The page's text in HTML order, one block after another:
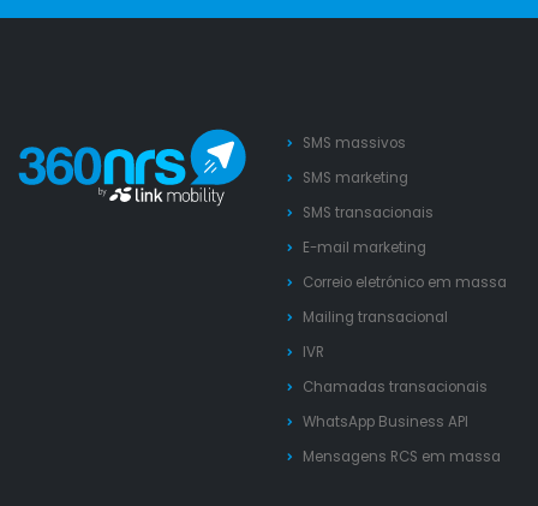
SMS massivos
SMS marketing
SMS transacionais
E-mail marketing
Correio eletrónico em massa
Mailing transacional
IVR
Chamadas transacionais
WhatsApp Business API
Mensagens RCS em massa